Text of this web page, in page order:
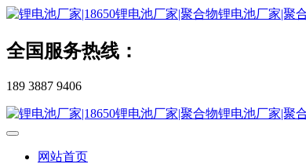
全国服务热线：
189 3887 9406
网站首页